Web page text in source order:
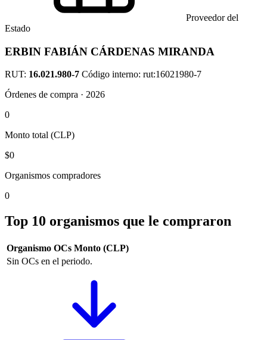
Proveedor del
Estado
ERBIN FABIÁN CÁRDENAS MIRANDA
RUT: 16.021.980-7 Código interno: rut:16021980-7
Órdenes de compra · 2026
0
Monto total (CLP)
$0
Organismos compradores
0
Top 10 organismos que le compraron
Organismo OCs Monto (CLP)
Sin OCs en el periodo.